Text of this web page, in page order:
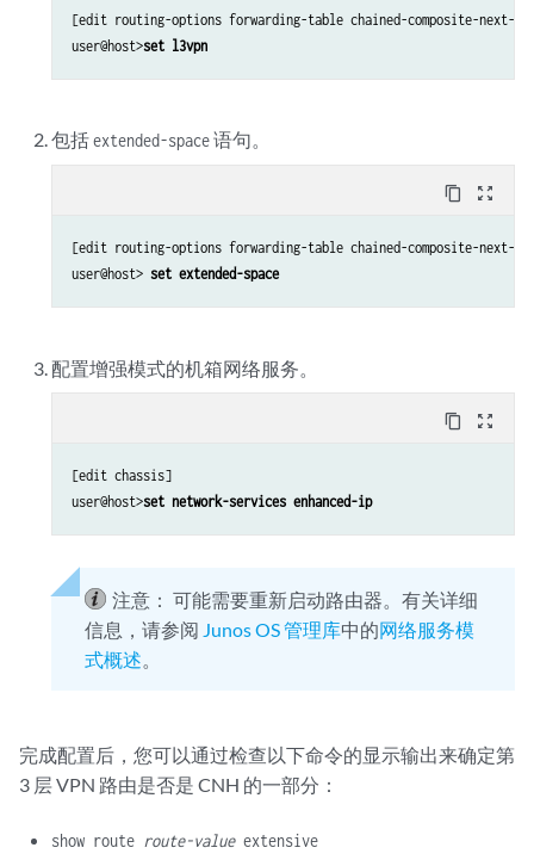
[edit routing-options forwarding-table chained-composite-next-
user@host>set l3vpn
包括extended-space语句。
content_copy zoom_out_map
[edit routing-options forwarding-table chained-composite-next-
user@host> set extended-space
配置增强模式的机箱网络服务。
content_copy zoom_out_map
[edit chassis]
user@host>set network-services enhanced-ip
注意： 可能需要重新启动路由器。有关详细
信息，请参阅 Junos OS 管理库中的网络服务模
式概述
完成配置后，您可以通过检查以下命令的显示输出来确定第
3 层 VPN 路由是否是 CNH 的一部分：
show route route-valueextensive